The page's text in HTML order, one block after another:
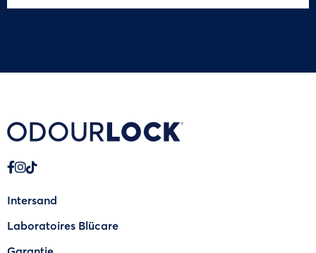
Intersand
Laboratoires Blücare